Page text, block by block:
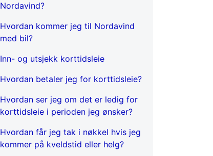
Nordavind?
Hvordan kommer jeg til Nordavind
med bil?
Inn- og utsjekk korttidsleie
Hvordan betaler jeg for korttidsleie?
Hvordan ser jeg om det er ledig for
korttidsleie i perioden jeg ønsker?
Hvordan får jeg tak i nøkkel hvis jeg
kommer på kveldstid eller helg?